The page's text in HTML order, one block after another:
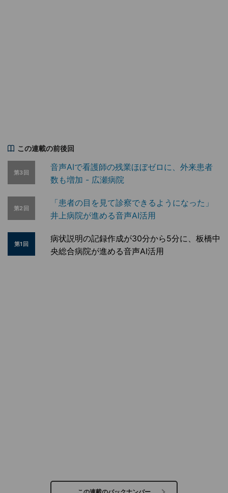
この連載の前後回
第3回
音声AIで看護師の残業ほぼゼロに、外来患者
数も増加 - 広瀬病院
第2回
「患者の目を見て診察できるようになった」
井上病院が進める音声AI活用
第1回
病状説明の記録作成が30分から5分に、板橋中
央総合病院が進める音声AI活用